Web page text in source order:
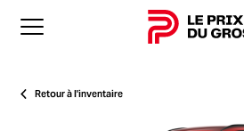
Retour à l'inventaire